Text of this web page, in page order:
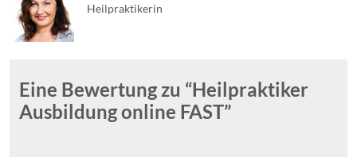
Heilpraktikerin
Eine Bewertung zu “Heilpraktiker
Ausbildung online FAST”